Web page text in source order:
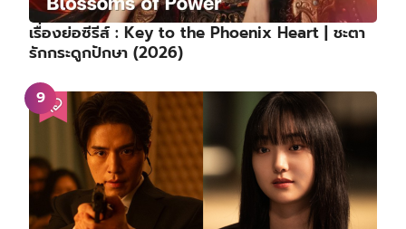
เรื่องย่อซีรีส์ : Key to the Phoenix Heart | ชะตา
รักกระดูกปักษา (2026)